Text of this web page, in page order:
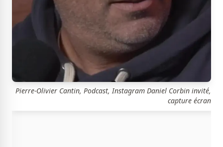
Pierre-Olivier Cantin, Podcast, Instagram Daniel Corbin invité,
capture écran